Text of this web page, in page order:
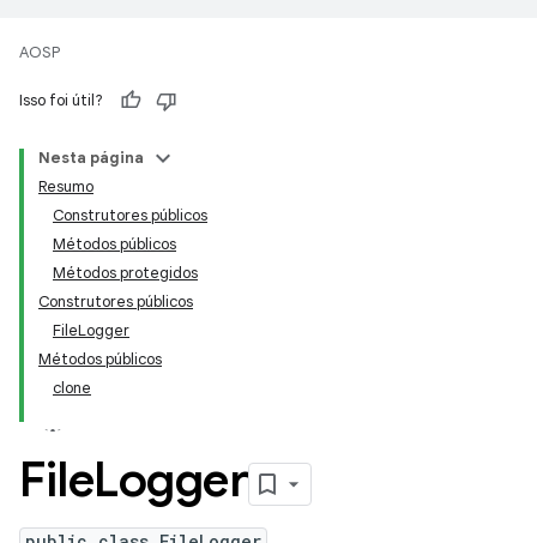
AOSP
Isso foi útil?
Nesta página
Resumo
Construtores públicos
Métodos públicos
Métodos protegidos
Construtores públicos
FileLogger
Métodos públicos
clone
FileLogger